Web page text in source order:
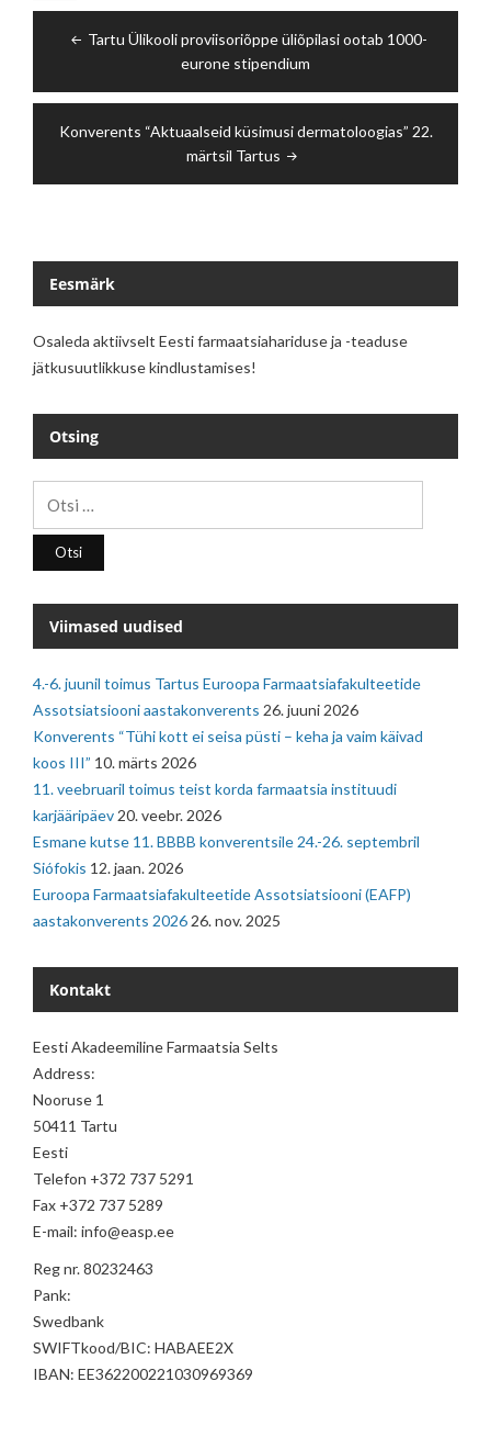
Navigeerimine
Tartu Ülikooli proviisoriõppe üliõpilasi ootab 1000-
eurone stipendium
Konverents “Aktuaalseid küsimusi dermatoloogias” 22.
märtsil Tartus
Eesmärk
Osaleda aktiivselt Eesti farmaatsiahariduse ja -teaduse
jätkusuutlikkuse kindlustamises!
Otsing
Viimased uudised
4.-6. juunil toimus Tartus Euroopa Farmaatsiafakulteetide
Assotsiatsiooni aastakonverents 26. juuni 2026
Konverents “Tühi kott ei seisa püsti – keha ja vaim käivad
koos III” 10. märts 2026
11. veebruaril toimus teist korda farmaatsia instituudi
karjääripäev 20. veebr. 2026
Esmane kutse 11. BBBB konverentsile 24.-26. septembril
Siófokis 12. jaan. 2026
Euroopa Farmaatsiafakulteetide Assotsiatsiooni (EAFP)
aastakonverents 2026 26. nov. 2025
Kontakt
Eesti Akadeemiline Farmaatsia Selts
Address:
Nooruse 1
50411 Tartu
Eesti
Telefon +372 737 5291
Fax +372 737 5289
E-mail: info@easp.ee
Reg nr. 80232463
Pank:
Swedbank
SWIFTkood/BIC: HABAEE2X
IBAN: EE362200221030969369